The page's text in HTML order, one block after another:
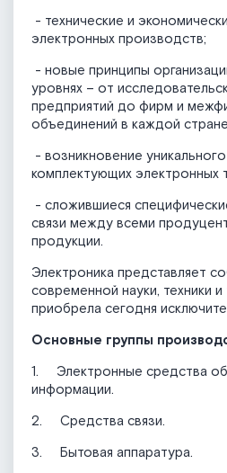
- технические и
электронных производств;
- новые принципы
уровнях – от
предприятий до фирм и
объединений в каждой
- возникновение
комплектующих электронных
- сложившиеся
связи между всеми
продукции.
Электроника представляет
современной науки, техники
приобрела сегодня
Основные группы
1. Электронные средства
информации.
2. Средства связи.
3. Бытовая аппаратура.